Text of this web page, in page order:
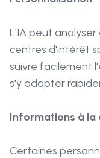
L'IA peut analyser
centres d'intérêt
suivre facilement
s'y adapter
Informations à la
Certaines